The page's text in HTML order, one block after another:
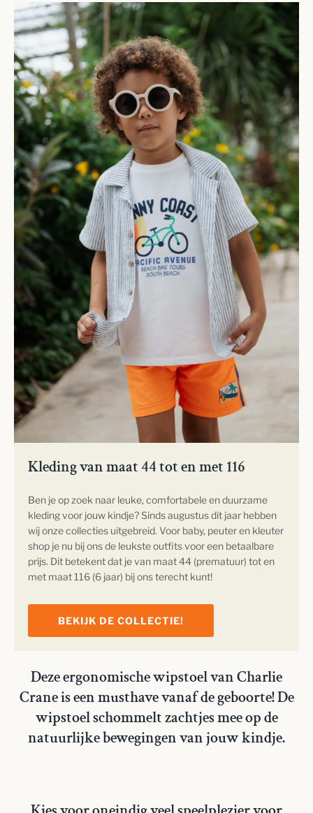
Kleding van maat 44 tot en met 116
Ben je op zoek naar leuke, comfortabele en duurzame
kleding voor jouw kindje? Sinds augustus dit jaar hebben
wij onze collecties uitgebreid. Voor baby, peuter en kleuter
shop je nu bij ons de leukste outfits voor een betaalbare
prijs. Dit betekent dat je van maat 44 (prematuur) tot en
met maat 116 (6 jaar) bij ons terecht kunt!
BEKIJK DE COLLECTIE!
Deze ergonomische wipstoel van Charlie
Crane is een musthave vanaf de geboorte! De
wipstoel schommelt zachtjes mee op de
natuurlijke bewegingen van jouw kindje.